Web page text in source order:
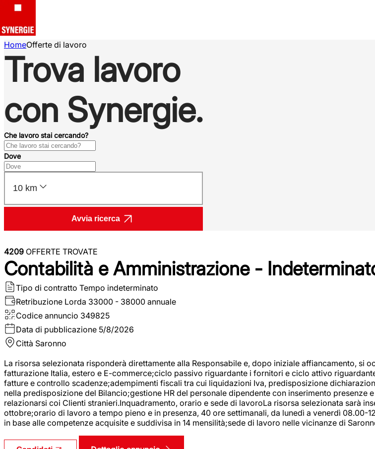
HomeOfferte di lavoro
Trova lavoro
con Synergie.
Che lavoro stai cercando?
Dove
10 km
Avvia ricerca
4209 OFFERTE TROVATE
Contabilità e Amministrazione -
Tipo di contratto Tempo indeterminato
Retribuzione Lorda 33000 - 38000 annuale
Codice annuncio 349825
Data di pubblicazione 5/8/2026
Città Saronno
La risorsa selezionata risponderà direttamente alla Responsabile e, dopo iniziale affiancamento, si
fatturazione Italia, estero e E-commerce;ciclo passivo riguardante i fornitori e ciclo attivo
fatture e controllo scadenze;adempimenti fiscali tra cui liquidazioni Iva, predisposizione
nella predisposizione del Bilancio;gestione HR del personale dipendente con inserimento
relazionarsi coi Clienti stranieri.Inquadramento, orario e sede di lavoroLa risorsa selezionata sarà
ottobre;orario di lavoro a tempo pieno e in presenza, 40 ore settimanali, da lunedì a venerdì
in base alle competenze acquisite e suddivisa in 14 mensilità;sede di lavoro nelle vicinanze di